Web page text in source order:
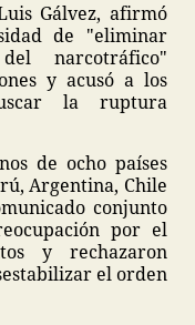
Gálvez, afirmó
de "eliminar
narcotráfico"
y acusó a los
la ruptura
de ocho países
Argentina, Chile
conjunto
por el
y rechazaron
el orden